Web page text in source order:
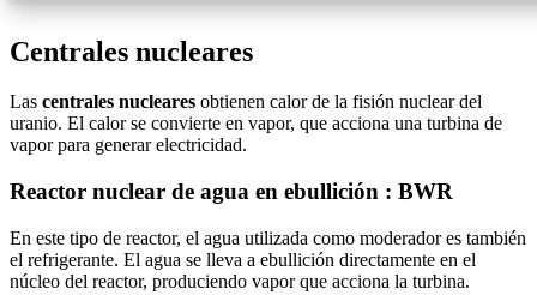
Centrales nucleares
Las centrales nucleares obtienen calor de la fisión nuclear del
uranio. El calor se convierte en vapor, que acciona una turbina de
vapor para generar electricidad.
Reactor nuclear de agua en ebullición : BWR
En este tipo de reactor, el agua utilizada como moderador es también
el refrigerante. El agua se lleva a ebullición directamente en el
núcleo del reactor, produciendo vapor que acciona la turbina.